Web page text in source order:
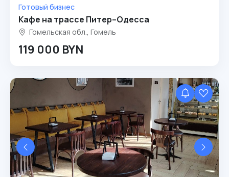
Готовый бизнес
Кафе на трассе Питер–Одесса
Гомельская обл., Гомель
119 000 BYN